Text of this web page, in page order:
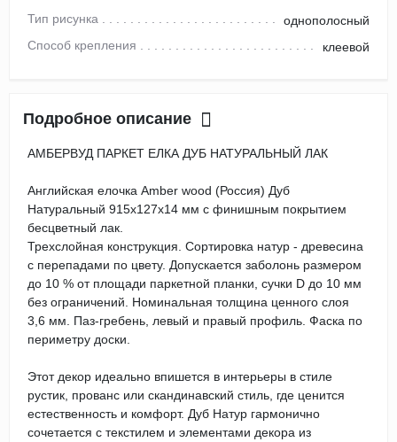
Тип рисунка
однополосный
Способ крепления
клеевой
Подробное описание
АМБЕРВУД ПАРКЕТ ЕЛКА ДУБ НАТУРАЛЬНЫЙ ЛАК
Английская елочка Amber wood (Россия) Дуб
Натуральный 915х127х14 мм с финишным покрытием
бесцветный лак.
Трехслойная конструкция. Сортировка натур - древесина
с перепадами по цвету. Допускается заболонь размером
до 10 % от площади паркетной планки, сучки D до 10 мм
без ограничений. Номинальная толщина ценного слоя
3,6 мм. Паз-гребень, левый и правый профиль. Фаска по
периметру доски.
Этот декор идеально впишется в интерьеры в стиле
рустик, прованс или скандинавский стиль, где ценится
естественность и комфорт. Дуб Натур гармонично
сочетается с текстилем и элементами декора из